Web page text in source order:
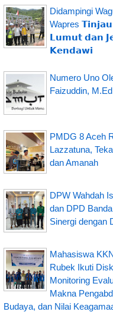
Didampingi
Wapres
𝗟𝘂𝗺𝘂𝘁 𝗱𝗮𝗻
𝗞𝗲𝗻𝗱𝗮𝘄𝗶
Numero Uno
Faizuddin, M.Ed
PMDG 8 Aceh
Lazzatuna,
dan Amanah
DPW Wahdah
dan DPD
Sinergi dengan
Mahasiswa
Rubek Ikuti
Monitoring
Makna
Budaya, dan Nilai